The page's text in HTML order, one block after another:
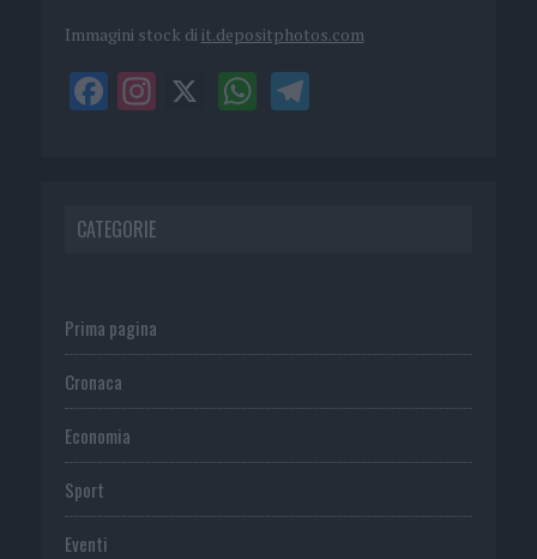
Immagini stock di it.depositphotos.com
CATEGORIE
Prima pagina
Cronaca
Economia
Sport
Eventi